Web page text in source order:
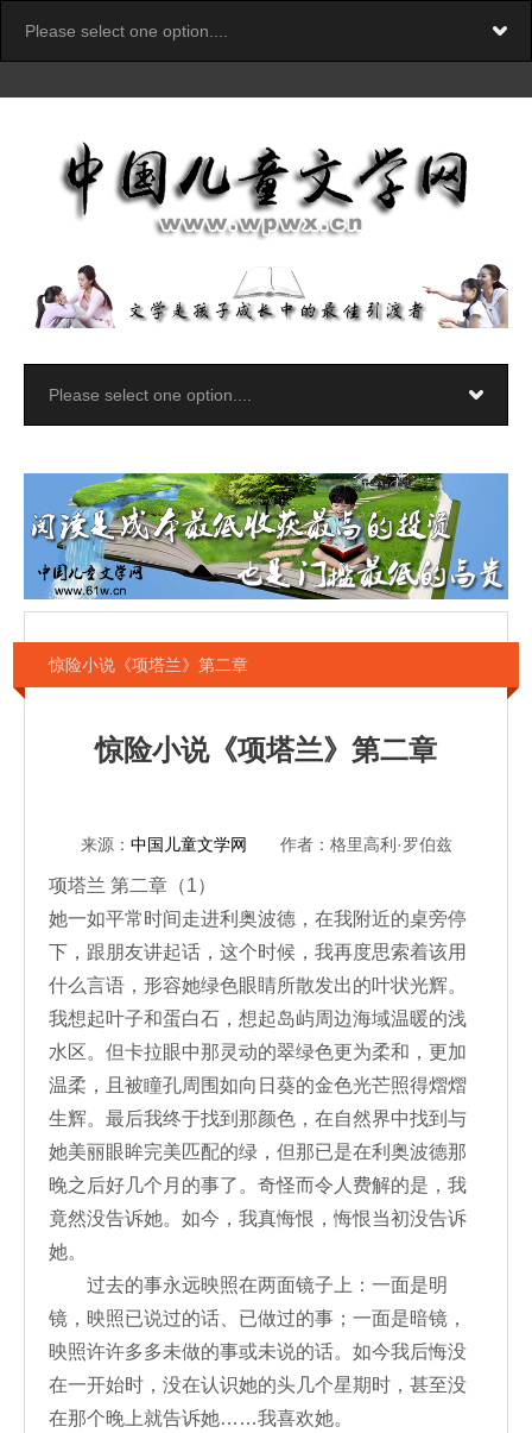
惊险小说《项塔兰》第二章
惊险小说《项塔兰》第二章
来源： 中国儿童文学网 作者：格里高利·罗伯兹
项塔兰 第二章（1）
她一如平常时间走进利奥波德，在我附近的桌旁停
下，跟朋友讲起话，这个时候，我再度思索着该用
什么言语，形容她绿色眼睛所散发出的叶状光辉。
我想起叶子和蛋白石，想起岛屿周边海域温暖的浅
水区。但卡拉眼中那灵动的翠绿色更为柔和，更加
温柔，且被瞳孔周围如向日葵的金色光芒照得熠熠
生辉。最后我终于找到那颜色，在自然界中找到与
她美丽眼眸完美匹配的绿，但那已是在利奥波德那
晚之后好几个月的事了。奇怪而令人费解的是，我
竟然没告诉她。如今，我真悔恨，悔恨当初没告诉
她。
过去的事永远映照在两面镜子上：一面是明
镜，映照已说过的话、已做过的事；一面是暗镜，
映照许许多多未做的事或未说的话。如今我后悔没
在一开始时，没在认识她的头几个星期时，甚至没
在那个晚上就告诉她……我喜欢她。